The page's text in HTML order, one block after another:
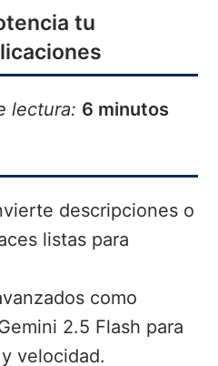
tu
lectura: 6 minutos
descripciones o
listas para
como
2.5 Flash para
velocidad.